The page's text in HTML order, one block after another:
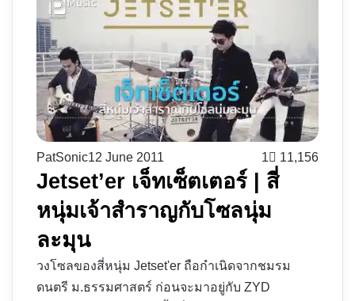
PatSonic12 June 2011 1 11,156
Jetset’er เจ็ทเซ็ตเตอร์ | สี่
หนุ่มเจ้าสำราญกับโซลนุ่ม
ละมุน
วงโซลของสี่หนุ่ม Jetset'er ถือกำเนิดจากชมรม
ดนตรี ม.ธรรมศาสตร์ ก่อนจะมาอยู่กับ ZYD